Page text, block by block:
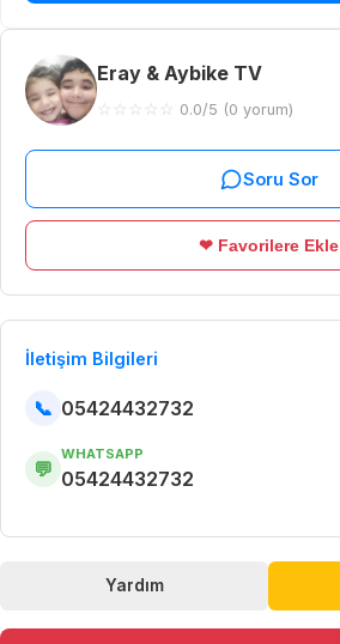
Eray & Aybike TV
☆ ☆ ☆ ☆ ☆ 0.0/5 (0 yorum)
Soru Sor
❤ Favorilere Ekle
İletişim Bilgileri
📞 05424432732
💬
WHATSAPP
05424432732
Yardım